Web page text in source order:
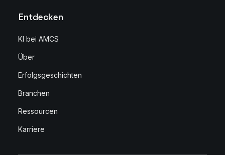
Entdecken
KI bei AMCS
Über
Erfolgsgeschichten
Branchen
Ressourcen
Karriere